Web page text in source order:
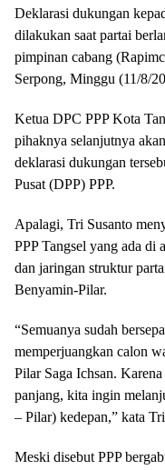
Deklarasi dukungan
dilakukan saat partai
pimpinan cabang
Serpong, Minggu (11/8/
Ketua DPC PPP Kota
pihaknya selanjutnya
deklarasi dukungan
Pusat (DPP) PPP.
Apalagi, Tri Susanto
PPP Tangsel yang ada di
dan jaringan struktur
Benyamin-Pilar.
“Semuanya sudah
memperjuangkan calon
Pilar Saga Ichsan.
panjang, kita ingin
– Pilar) kedepan,” kata
Meski disebut PPP